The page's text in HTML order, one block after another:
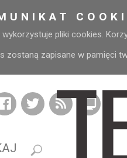
wykorzystuje pliki cookies.
zostaną zapisane w pamięci